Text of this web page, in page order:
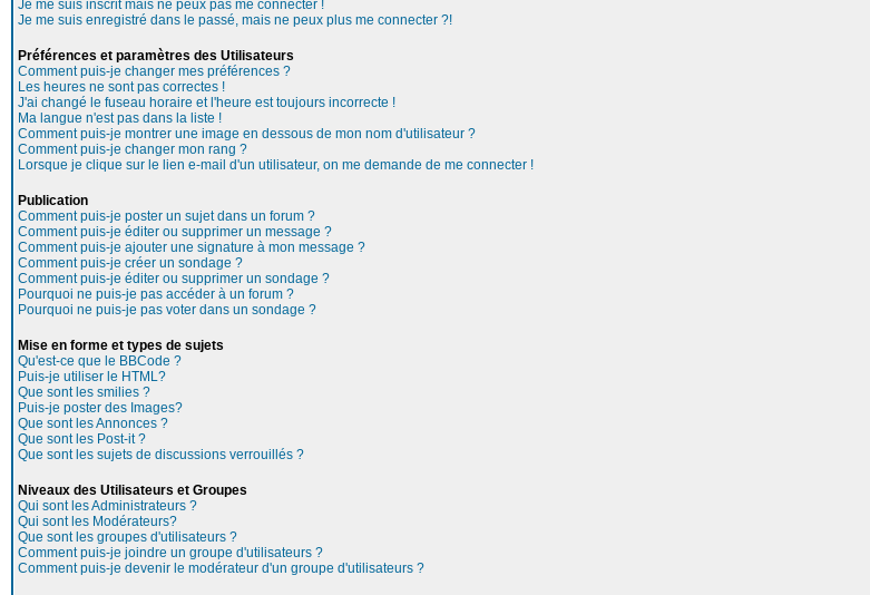
Je me suis inscrit mais ne peux pas me connecter !
Je me suis enregistré dans le passé, mais ne peux plus me connecter ?!
Préférences et paramètres des Utilisateurs
Comment puis-je changer mes préférences ?
Les heures ne sont pas correctes !
J'ai changé le fuseau horaire et l'heure est toujours incorrecte !
Ma langue n'est pas dans la liste !
Comment puis-je montrer une image en dessous de mon nom d'utilisateur ?
Comment puis-je changer mon rang ?
Lorsque je clique sur le lien e-mail d'un utilisateur, on me demande de me connecter !
Publication
Comment puis-je poster un sujet dans un forum ?
Comment puis-je éditer ou supprimer un message ?
Comment puis-je ajouter une signature à mon message ?
Comment puis-je créer un sondage ?
Comment puis-je éditer ou supprimer un sondage ?
Pourquoi ne puis-je pas accéder à un forum ?
Pourquoi ne puis-je pas voter dans un sondage ?
Mise en forme et types de sujets
Qu'est-ce que le BBCode ?
Puis-je utiliser le HTML?
Que sont les smilies ?
Puis-je poster des Images?
Que sont les Annonces ?
Que sont les Post-it ?
Que sont les sujets de discussions verrouillés ?
Niveaux des Utilisateurs et Groupes
Qui sont les Administrateurs ?
Qui sont les Modérateurs?
Que sont les groupes d'utilisateurs ?
Comment puis-je joindre un groupe d'utilisateurs ?
Comment puis-je devenir le modérateur d'un groupe d'utilisateurs ?